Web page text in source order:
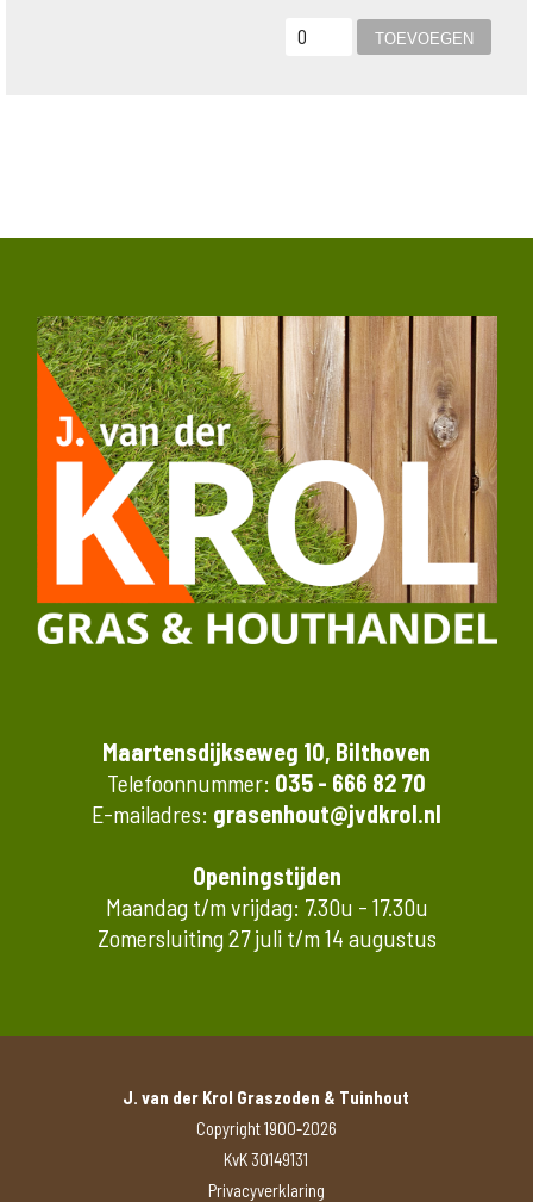
Maartensdijkseweg 10, Bilthoven
Telefoonnummer: 035 - 666 82 70
E-mailadres: grasenhout@jvdkrol.nl
Openingstijden
Maandag t/m vrijdag: 7.30u - 17.30u
Zomersluiting 27 juli t/m 14 augustus
J. van der Krol Graszoden & Tuinhout
Copyright 1900-2026
KvK 30149131
Privacyverklaring